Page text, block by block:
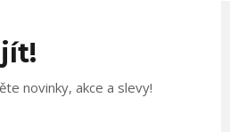
novinky, akce a slevy!